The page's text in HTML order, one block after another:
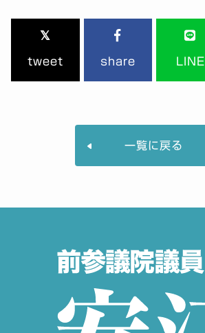
tweet share LINE
一覧に戻る